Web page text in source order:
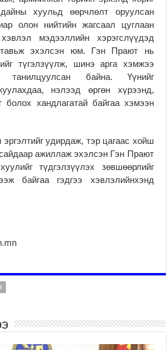
хуульд өөрчлөлт оруулсан
олон нийтийн жагсаал цуглаан
мэдээллийн хэрэгслүүдэд
тавьж эхэлсэн юм. Гэн Прают нь
түгэлзүүлж, шинэ арга хэмжээ
танилцуулсан байна. Үүнийг
нэлээд өргөн хүрээнд,
болох хандлагатай байгаа хэмээн
удирдаж, тэр цагаас хойш
ажиллаж эхэлсэн Гэн Прают
түдгэлзүүлэх зөвшөөрлийг
байгаа гэдгээ хэвлэлийнхэнд